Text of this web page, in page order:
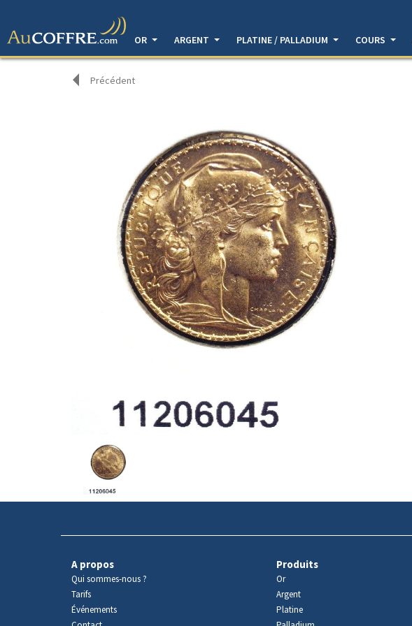
OR
ARGENT PLATINE / PALLADIUM COURS
Précédent
produit
A propos
Qui sommes-nous ?
Tarifs
Événements
Produits
Or
Argent
Platine